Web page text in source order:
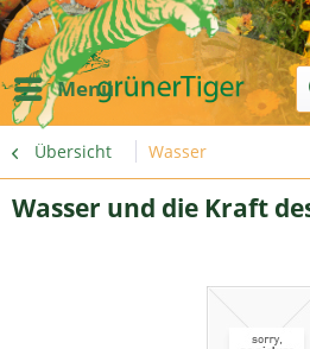
Menü
Übersicht Wasser
Wasser und die Kraft